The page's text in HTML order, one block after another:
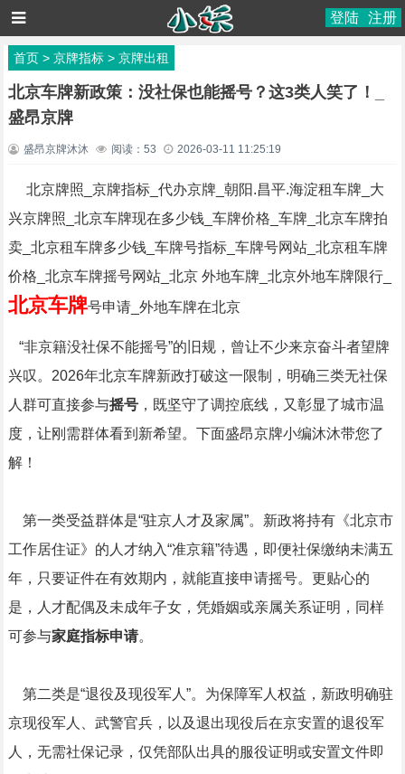
登陆 注册
首页> 京牌指标> 京牌出租
北京车牌新政策：没社保也能摇号？这3类人笑了！_
盛昂京牌
盛昂京牌沐沐 阅读： 53 2026-03-11 11:25:19
北京牌照_京牌指标_代办京牌_朝阳.昌平.海淀租车牌_大
兴京牌照_北京车牌现在多少钱_车牌价格_车牌_北京车牌拍
卖_北京租车牌多少钱_车牌号指标_车牌号网站_北京租车牌
价格_北京车牌摇号网站_北京 外地车牌_北京外地车牌限行_
北京车牌号申请_外地车牌在北京
“非京籍没社保不能摇号”的旧规，曾让不少来京奋斗者望牌
兴叹。2026年北京车牌新政打破这一限制，明确三类无社保
人群可直接参与摇号，既坚守了调控底线，又彰显了城市温
度，让刚需群体看到新希望。下面盛昂京牌小编沐沐带您了
解！
第一类受益群体是“驻京人才及家属”。新政将持有《北京市
工作居住证》的人才纳入“准京籍”待遇，即便社保缴纳未满五
年，只要证件在有效期内，就能直接申请摇号。更贴心的
是，人才配偶及未成年子女，凭婚姻或亲属关系证明，同样
可参与家庭指标申请。
第二类是“退役及现役军人”。为保障军人权益，新政明确驻
京现役军人、武警官兵，以及退出现役后在京安置的退役军
人，无需社保记录，仅凭部队出具的服役证明或安置文件即